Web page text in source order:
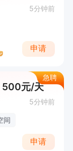
5分钟前
申请
急聘
500元/天
5分钟前
间
申请